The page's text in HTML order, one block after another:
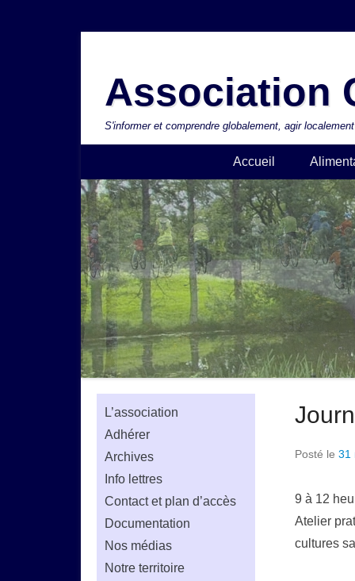
contenuAssociation
S'informer et comprendre globalement, agir localement
Accueil
Posté le 31
9 à 12
Atelier
cultures
L’association
Adhérer
Archives
Info lettres
Contact et plan d’accès
Documentation
Nos médias
Notre territoire